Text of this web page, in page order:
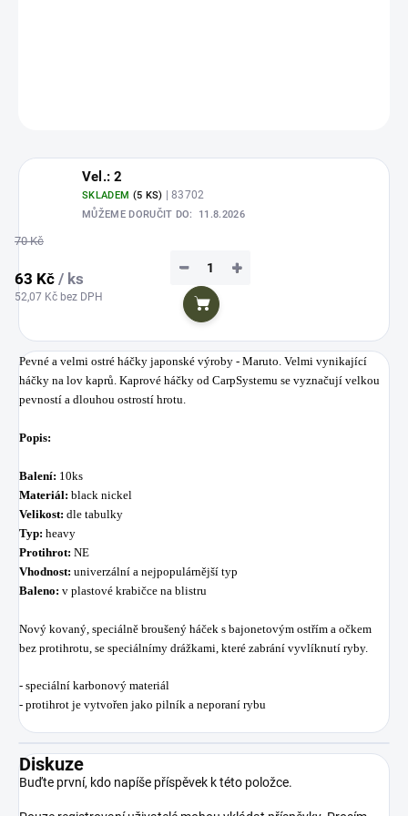
Vel.: 2
SKLADEM (5 KS) | 83702
MŮŽEME DORUČIT DO: 11.8.2026
70 Kč
63 Kč / ks
52,07 Kč bez DPH
+
−
Do košíku
Pevné a velmi ostré háčky japonské výroby - Maruto. Velmi vynikající
háčky na lov kaprů. Kaprové háčky od CarpSystemu se vyznačují velkou
pevností a dlouhou ostrostí hrotu.
Popis:
Balení: 10ks
Materiál: black nickel
Velikost: dle tabulky
Typ: heavy
Protihrot: NE
Vhodnost: univerzální a nejpopulárnější typ
Baleno: v plastové krabičce na blistru
Nový kovaný, speciálně broušený háček s bajonetovým ostřím a očkem
bez protihrotu, se speciálnímy drážkami, které zabrání vyvlíknutí ryby.
- speciální karbonový materiál
- protihrot je vytvořen jako pilník a neporaní rybu
Diskuze
Buďte první, kdo napíše příspěvek k této položce.